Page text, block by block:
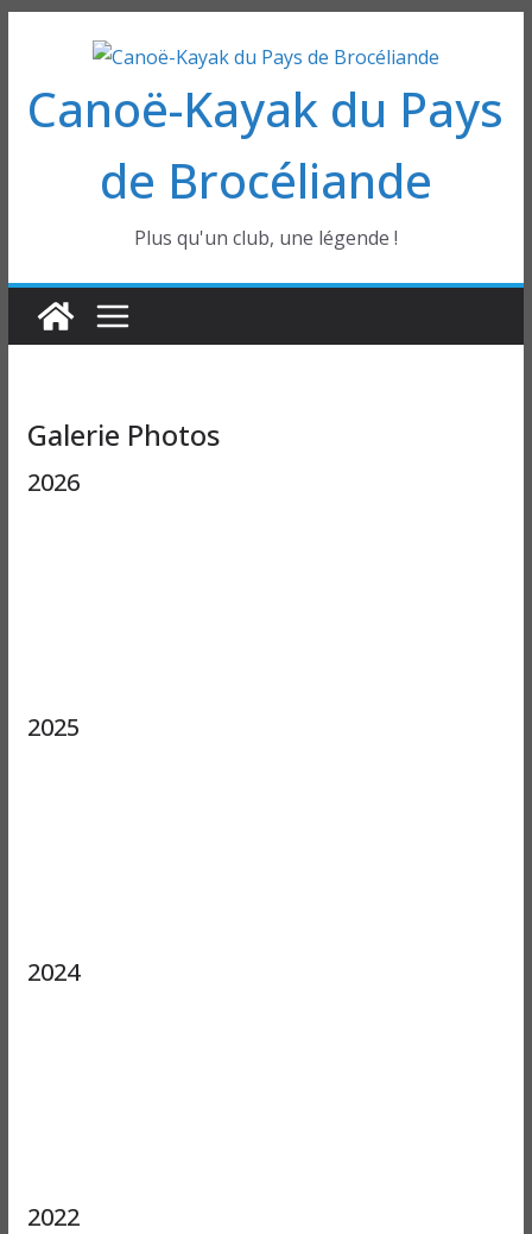
contenu
Canoë-Kayak du Pays
de Brocéliande
Plus qu'un club, une légende !
Galerie Photos
2026
2025
2024
2022